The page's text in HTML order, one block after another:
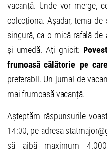
vacanță. Unde vor merge,
colecționa. Așadar, tema
singură, ca o mică rafală
și umedă. Ați ghicit:
frumoasă călătorie pe
preferabil. Un jurnal de
mai frumoasă vacanță.
Așteptăm răspunsurile
14:00, pe adresa
să aibă maximum